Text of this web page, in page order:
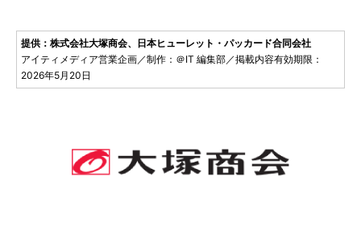
提供：株式会社大塚商会、日本ヒューレット・パッカード合同会社
アイティメディア営業企画／制作：＠IT 編集部／掲載内容有効期限：
2026年5月20日